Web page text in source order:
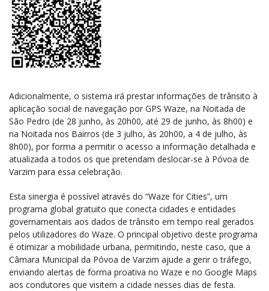
Adicionalmente, o sistema irá prestar informações de trânsito à
aplicação social de navegação por GPS Waze, na Noitada de
São Pedro (de 28 junho, às 20h00, até 29 de junho, às 8h00) e
na Noitada nos Bairros (de 3 julho, às 20h00, a 4 de julho, às
8h00), por forma a permitir o acesso a informação detalhada e
atualizada a todos os que pretendam deslocar-se à Póvoa de
Varzim para essa celebração.
Esta sinergia é possível através do “Waze for Cities”, um
programa global gratuito que conecta cidades e entidades
governamentais aos dados de trânsito em tempo real gerados
pelos utilizadores do Waze. O principal objetivo deste programa
é otimizar a mobilidade urbana, permitindo, neste caso, que a
Câmara Municipal da Póvoa de Varzim ajude a gerir o tráfego,
enviando alertas de forma proativa no Waze e no Google Maps
aos condutores que visitem a cidade nesses dias de festa.